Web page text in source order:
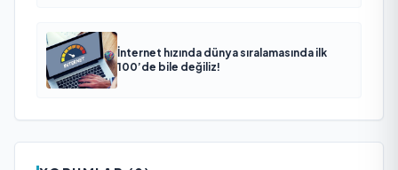
İnternet hızında dünya sıralamasında ilk
100’de bile değiliz!